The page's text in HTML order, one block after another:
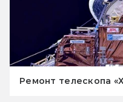
Ремонт телескопа